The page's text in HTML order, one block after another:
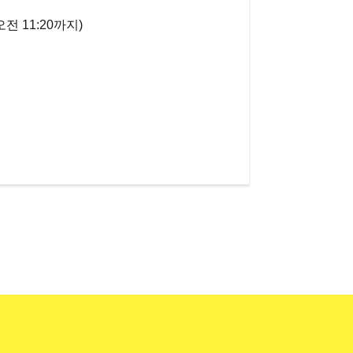
전 11:20까지)